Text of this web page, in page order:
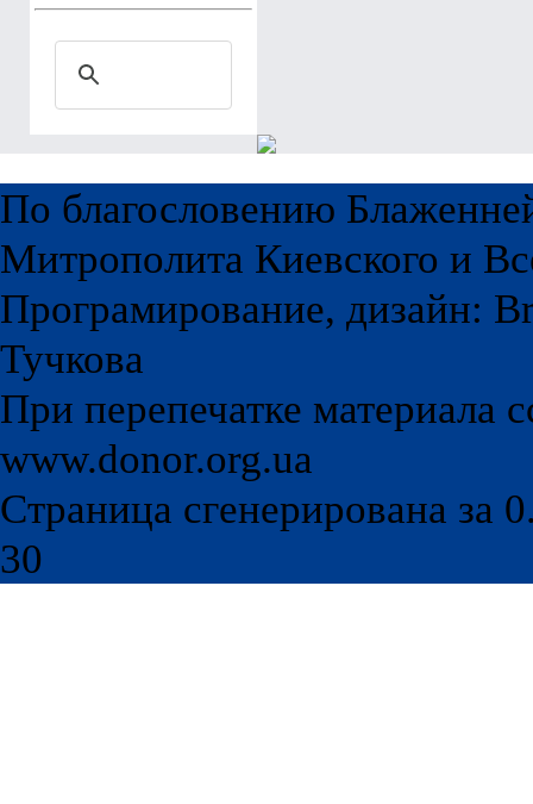
По благословению
Митрополита Киевского и
Програмирование, дизайн:
Тучкова
При перепечатке материала
www.donor.org.ua
Страница сгенерирована за
30